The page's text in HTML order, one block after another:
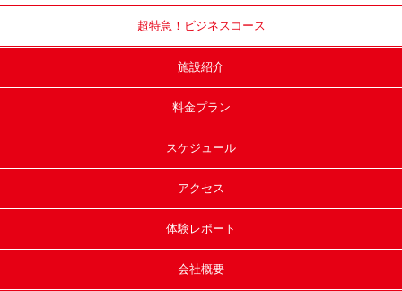
超特急！ ビジネスコース
施設紹介
料金プラン
スケジュール
アクセス
体験レポート
会社概要